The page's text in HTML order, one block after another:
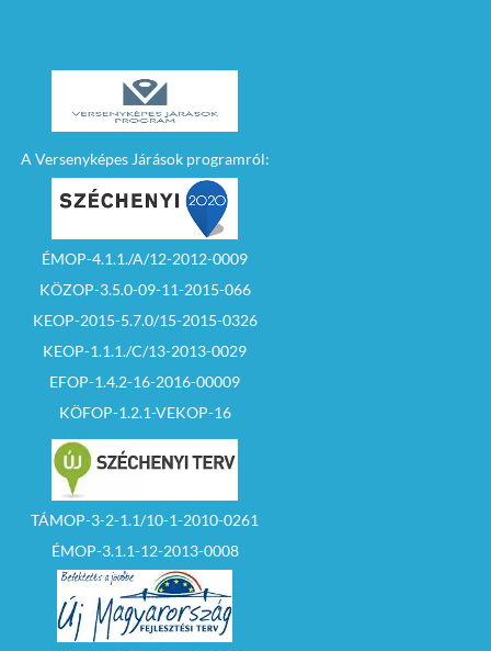
A Versenyképes Járások programról:
ÉMOP-4.1.1./A/12-2012-0009
KÖZOP-3.5.0-09-11-2015-066
KEOP-2015-5.7.0/15-2015-0326
KEOP-1.1.1./C/13-2013-0029
EFOP-1.4.2-16-2016-00009
KÖFOP-1.2.1-VEKOP-16
TÁMOP-3-2-1.1/10-1-2010-0261
ÉMOP-3.1.1-12-2013-0008